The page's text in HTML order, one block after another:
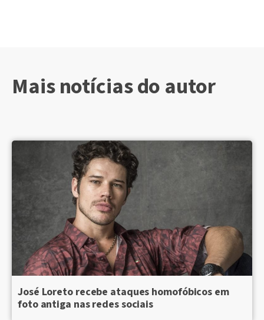
Mais notícias do autor
José Loreto recebe ataques homofóbicos em
foto antiga nas redes sociais